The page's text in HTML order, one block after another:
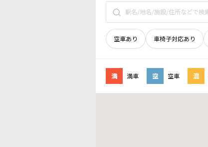
空車あり 車椅子対応あり
満 満車 空 空車 混